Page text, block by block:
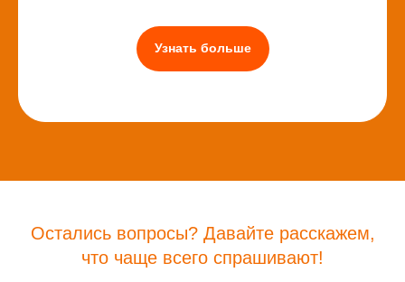
Узнать больше
Остались вопросы? Давайте расскажем,
что чаще всего спрашивают!